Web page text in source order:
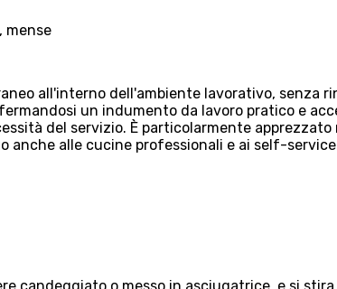
mense
all'interno dell'ambiente lavorativo, senza
un indumento da lavoro pratico e
del servizio. È particolarmente apprezzato
anche alle cucine professionali e ai self-